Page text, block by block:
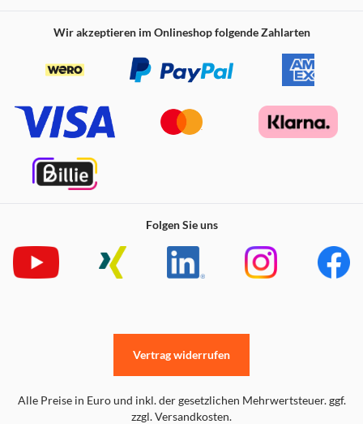
Wir akzeptieren im Onlineshop folgende Zahlarten
Folgen Sie uns
Alle Preise in Euro und inkl. der gesetzlichen Mehrwertsteuer. ggf.
zzgl. Versandkosten.
Vertrag widerrufen